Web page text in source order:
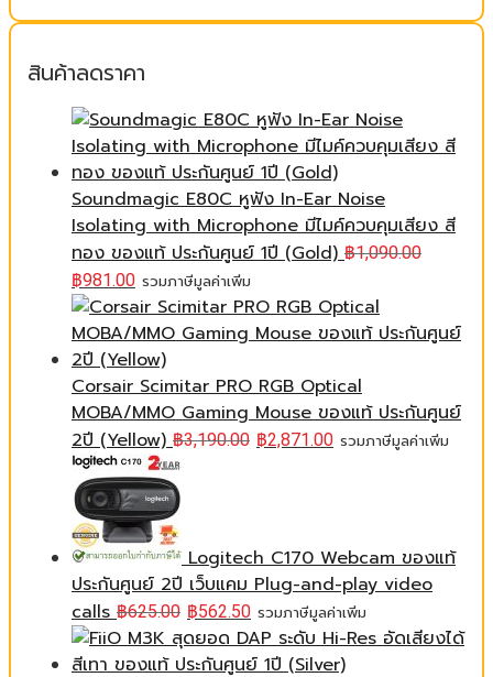
สินค้าลดราคา
Soundmagic E80C หูฟัง In-Ear Noise
Isolating with Microphone มีไมค์ควบคุมเสียง สี
ทอง ของแท้ ประกันศูนย์ 1ปี (Gold) ฿1,090.00
฿981.00 รวมภาษีมูลค่าเพิ่ม
Corsair Scimitar PRO RGB Optical
MOBA/MMO Gaming Mouse ของแท้ ประกันศูนย์
2ปี (Yellow) ฿3,190.00 ฿2,871.00 รวมภาษีมูลค่าเพิ่ม
Logitech C170 Webcam ของแท้
ประกันศูนย์ 2ปี เว็บแคม Plug-and-play video
calls ฿625.00 ฿562.50 รวมภาษีมูลค่าเพิ่ม